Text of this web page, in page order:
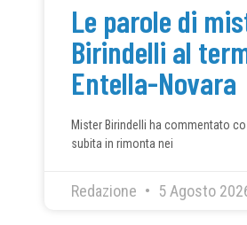
Le parole di
Birindelli al
Entella-Novara
Mister Birindelli ha commentato
subita in rimonta nei
Redazione 5 Agosto